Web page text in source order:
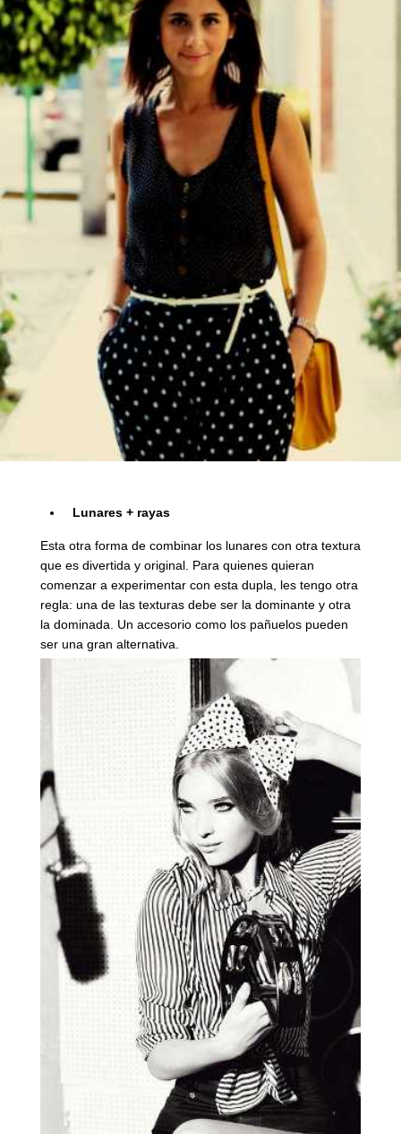
Lunares + rayas
Esta otra forma de combinar los lunares con otra textura
que es divertida y original. Para quienes quieran
comenzar a experimentar con esta dupla, les tengo otra
regla: una de las texturas debe ser la dominante y otra
la dominada. Un accesorio como los pañuelos pueden
ser una gran alternativa.